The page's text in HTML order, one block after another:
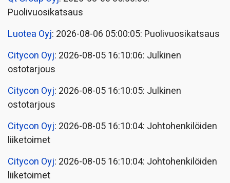
Puolivuosikatsaus
Luotea Oyj: 2026-08-06 05:00:05: Puolivuosikatsaus
Citycon Oyj: 2026-08-05 16:10:06: Julkinen
ostotarjous
Citycon Oyj: 2026-08-05 16:10:05: Julkinen
ostotarjous
Citycon Oyj: 2026-08-05 16:10:04: Johtohenkilöiden
liiketoimet
Citycon Oyj: 2026-08-05 16:10:04: Johtohenkilöiden
liiketoimet